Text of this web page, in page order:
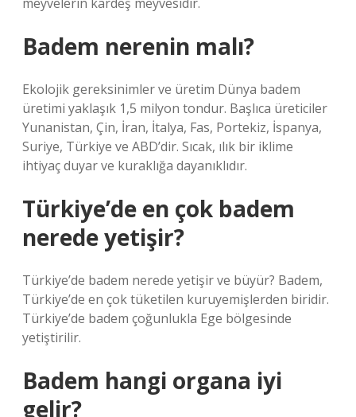
Badem nerenin malı?
Ekolojik gereksinimler ve üretim Dünya badem
üretimi yaklaşık 1,5 milyon tondur. Başlıca üreticiler
Yunanistan, Çin, İran, İtalya, Fas, Portekiz, İspanya,
Suriye, Türkiye ve ABD’dir. Sıcak, ılık bir iklime
ihtiyaç duyar ve kuraklığa dayanıklıdır.
Türkiye’de en çok badem
nerede yetişir?
Türkiye’de badem nerede yetişir ve büyür? Badem,
Türkiye’de en çok tüketilen kuruyemişlerden biridir.
Türkiye’de badem çoğunlukla Ege bölgesinde
yetiştirilir.
Badem hangi organa iyi
gelir?